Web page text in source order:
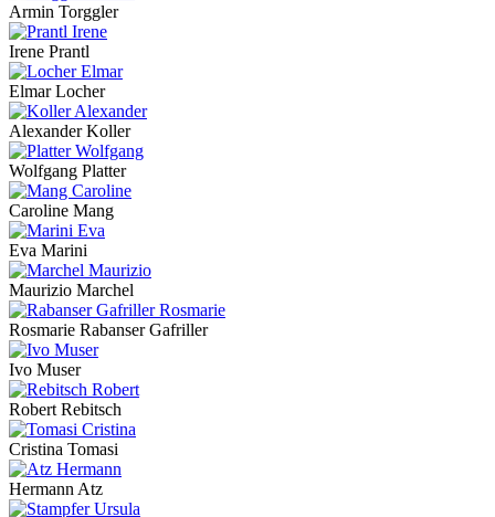
Armin Torggler
Irene Prantl
Elmar Locher
Alexander Koller
Wolfgang Platter
Caroline Mang
Eva Marini
Maurizio Marchel
Rosmarie Rabanser Gafriller
Ivo Muser
Robert Rebitsch
Cristina Tomasi
Hermann Atz